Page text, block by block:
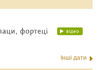
Інші дати